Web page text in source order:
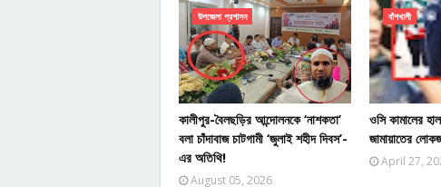
উপজেলা প্রশাসন
কালীপুর-বৈলছড়ির আন্দোলনকে ‘নাশকতা’
বলা চাঁদাবাজ চাটগামী ‘জুলাই শহীদ দিবস’-
এর অতিথি!
August 05, 2026
বাঁশখালী
ওসি কামালের
জামায়াতের
April 27,